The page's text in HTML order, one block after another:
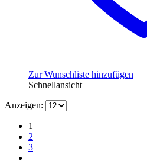
Zur Wunschliste hinzufügen
Schnellansicht
Anzeigen:
1
2
3